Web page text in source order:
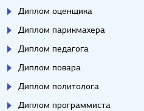
Диплом оценщика
Диплом парикмахера
Диплом педагога
Диплом повара
Диплом политолога
Диплом программиста